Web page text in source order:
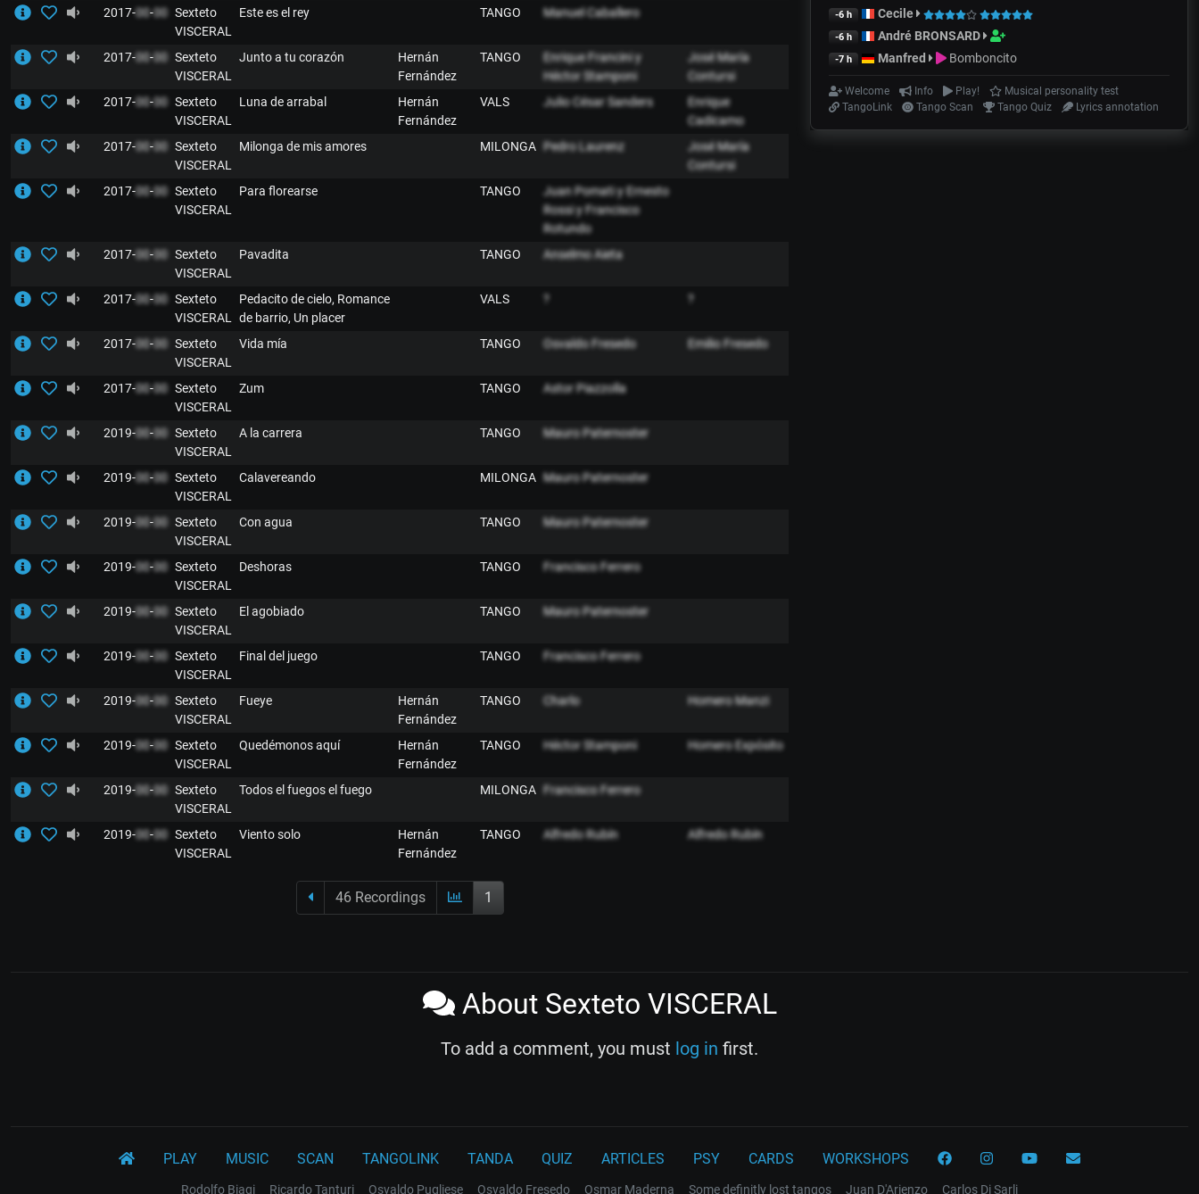
2017-00-00 Sexteto
VISCERAL
Este es el rey TANGO Manuel Caballero
2017-00-00 Sexteto
VISCERAL
Junto a tu corazón
Hernán
Fernández
TANGO
Enrique Francini y
Héctor Stamponi
José María
Contursi
2017-00-00 Sexteto
VISCERAL
Luna de arrabal
Hernán
Fernández
VALS Julio César Sanders
Enrique
Cadícamo
2017-00-00 Sexteto
VISCERAL
Milonga de mis amores MILONGA Pedro Laurenz
José María
Contursi
2017-00-00 Sexteto
VISCERAL
Para florearse TANGO
Juan Pomati y Ernesto
Rossi y Francisco
Rotundo
2017-00-00 Sexteto
VISCERAL
Pavadita TANGO Anselmo Aieta
2017-00-00 Sexteto
VISCERAL
Pedacito de cielo, Romance
de barrio, Un placer
VALS ? ?
2017-00-00 Sexteto
VISCERAL
Vida mía TANGO Osvaldo Fresedo Emilio Fresedo
2017-00-00 Sexteto
VISCERAL
Zum TANGO Astor Piazzolla
2019-00-00 Sexteto
VISCERAL
A la carrera TANGO Mauro Paternoster
2019-00-00 Sexteto
VISCERAL
Calavereando MILONGA Mauro Paternoster
2019-00-00 Sexteto
VISCERAL
Con agua TANGO Mauro Paternoster
2019-00-00 Sexteto
VISCERAL
Deshoras TANGO Francisco Ferrero
2019-00-00 Sexteto
VISCERAL
El agobiado TANGO Mauro Paternoster
2019-00-00 Sexteto
VISCERAL
Final del juego TANGO Francisco Ferrero
2019-00-00 Sexteto
VISCERAL
Fueye
Hernán
Fernández
TANGO Charlo Homero Manzi
2019-00-00 Sexteto
VISCERAL
Quedémonos aquí
Hernán
Fernández
TANGO Héctor Stamponi Homero Expósito
2019-00-00 Sexteto
VISCERAL
Todos el fuegos el fuego MILONGA Francisco Ferrero
2019-00-00 Sexteto
VISCERAL
Viento solo
Hernán
Fernández
TANGO Alfredo Rubín Alfredo Rubín
46 Recordings 1
-6 h Cecile
-6 h André BRONSARD
-7 h Manfred Bomboncito
Welcome Info Play!
Musical personality test
TangoLink
Tango Scan Tango Quiz Lyrics annotation
About Sexteto VISCERAL
To add a comment, you must log in first.
PLAY MUSIC SCAN TANGOLINK TANDA QUIZ ARTICLES PSY CARDS WORKSHOPS
Rodolfo Biagi Ricardo Tanturi Osvaldo Pugliese Osvaldo Fresedo Osmar Maderna Some definitly lost tangos Juan D'Arienzo Carlos Di Sarli